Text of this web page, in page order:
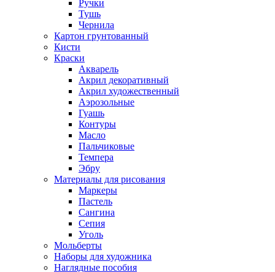
Ручки
Тушь
Чернила
Картон грунтованный
Кисти
Краски
Акварель
Акрил декоративный
Акрил художественный
Аэрозольные
Гуашь
Контуры
Масло
Пальчиковые
Темпера
Эбру
Материалы для рисования
Маркеры
Пастель
Сангина
Сепия
Уголь
Мольберты
Наборы для художника
Наглядные пособия